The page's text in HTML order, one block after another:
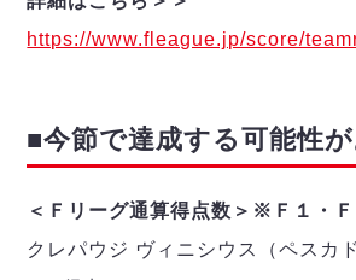
https://www.fleague.jp/score/
■今節で達成する可能性
＜Ｆリーグ通算得点数＞※Ｆ１・
クレパウジ ヴィニシウス（ペスカ